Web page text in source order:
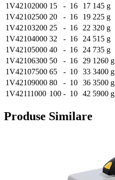
1V42102000 15 - 16 17 145 g
1V42102500 20 - 16 19 225 g
1V42103200 25 - 16 22 320 g
1V42104000 32 - 16 24 515 g
1V42105000 40 - 16 24 735 g
1V42106300 50 - 16 29 1260 g
1V42107500 65 - 10 33 3400 g
1V42109000 80 - 10 36 3500 g
1V42111000 100 - 10 42 5900 g
Produse Similare